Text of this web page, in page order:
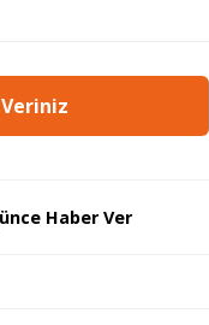
Haber Ver